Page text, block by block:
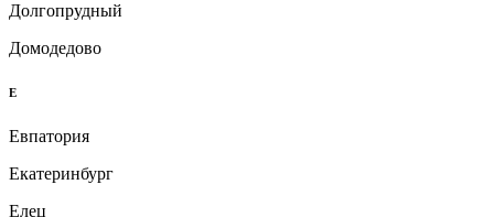
Долгопрудный
Домодедово
Е
Евпатория
Екатеринбург
Елец